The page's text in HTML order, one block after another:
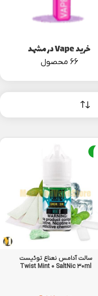
خرید Vape در مشهد
66 محصول
سالت آدامس نعناع توئیست
Twist Mint 0 SaltNic 30ml